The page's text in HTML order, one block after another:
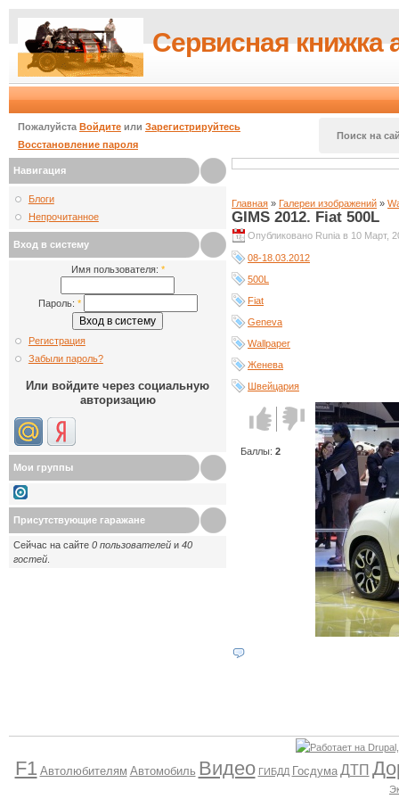
Сервисная книжка
Пожалуйста Войдите или Зарегистрируйтесь
Восстановление пароля
Поиск на
Навигация
Блоги
Непрочитанное
Вход в систему
Имя пользователя: *
Пароль: *
Регистрация
Забыли пароль?
Или войдите через социальную
авторизацию
Мои группы
Присутствующие гаражане
Сейчас на сайте 0 пользователей и 40
гостей
Главная » Галереи изображений »
GIMS 2012. Fiat 500L
Опубликовано Runia в 10 Март,
08-18.03.2012
500L
Fiat
Geneva
Wallpaper
Женева
Швейцария
Голос за!Голос
против!
Баллы: 2
F1 Автолюбителям Автомобиль Видео ГИБДД Госдума ДТП